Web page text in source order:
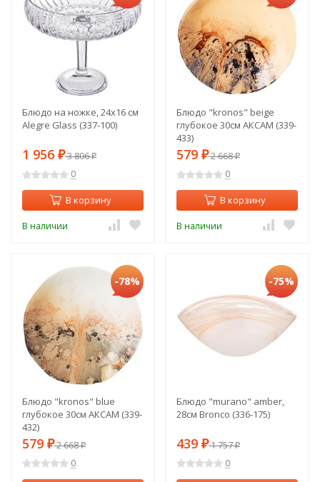
Блюдо на ножке, 24х16 см
Alegre Glass (337-100)
1 956 ₽3 806₽
0
В корзину
В наличии
Блюдо "kronos" beige
глубокое 30см АКСАМ (339-
433)
579 ₽2 668₽
0
В корзину
В наличии
-78%
Блюдо "kronos" blue
глубокое 30см АКСАМ (339-
432)
579 ₽2 668₽
0
-75%
Блюдо "murano" amber,
28см Bronco (336-175)
439 ₽1 757₽
0